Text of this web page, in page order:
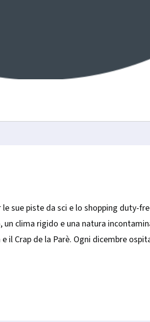
sue piste da sci e lo shopping duty-
clima rigido e una natura
il Crap de la Parè. Ogni dicembre